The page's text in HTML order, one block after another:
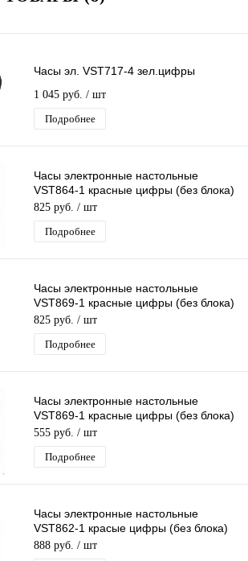
Часы эл. VST717-4 зел.цифры
1 045 руб. / шт
Подробнее
Часы электронные настольные
VST864-1 красные цифры (без блока)
темно-коричневые
825 руб. / шт
Подробнее
Часы электронные настольные
VST869-1 красные цифры (без блока)
черные
825 руб. / шт
Подробнее
Часы электронные настольные
VST869-1 красные цифры (без блока)
светло-коричневые
555 руб. / шт
Подробнее
Часы электронные настольные
VST862-1 красые цифры (без блока)
светло-коричневые
888 руб. / шт